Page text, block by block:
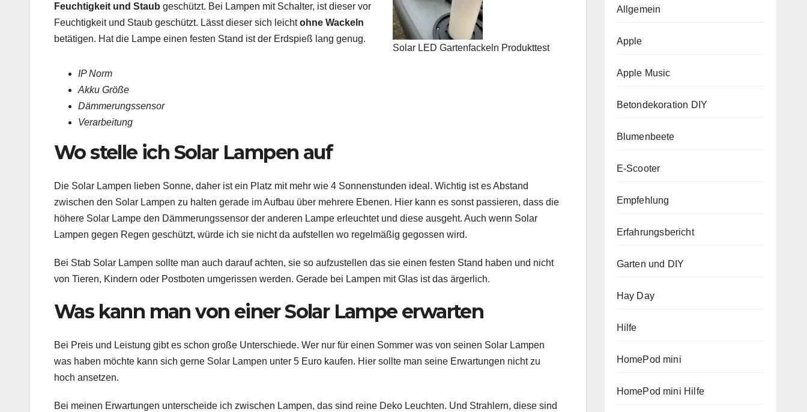
Feuchtigkeit und Staub geschützt. Bei Lampen mit Schalter, ist dieser vor
Feuchtigkeit und Staub geschützt. Lässt dieser sich leichtohne Wackeln
betätigen. Hat die Lampe einen festen Stand ist der Erdspieß lang genug.
Solar LED Gartenfackeln Produkttest
IP Norm
Akku Größe
Dämmerungssensor
Verarbeitung
Wo stelle ich Solar Lampen auf
Die Solar Lampen lieben Sonne, daher ist ein Platz mit mehr wie 4 Sonnenstunden ideal. Wichtig ist es Abstand
zwischen den Solar Lampen zu halten gerade im Aufbau über mehrere Ebenen. Hier kann es sonst passieren, dass die
höhere Solar Lampe den Dämmerungssensor der anderen Lampe erleuchtet und diese ausgeht. Auch wenn Solar
Lampen gegen Regen geschützt, würde ich sie nicht da aufstellen wo regelmäßig gegossen wird.
Bei Stab Solar Lampen sollte man auch darauf achten, sie so aufzustellen das sie einen festen Stand haben und nicht
von Tieren, Kindern oder Postboten umgerissen werden. Gerade bei Lampen mit Glas ist das ärgerlich.
Was kann man von einer Solar Lampe erwarten
Bei Preis und Leistung gibt es schon große Unterschiede. Wer nur für einen Sommer was von seinen Solar Lampen
was haben möchte kann sich gerne Solar Lampen unter 5 Euro kaufen. Hier sollte man seine Erwartungen nicht zu
hoch ansetzen.
Bei meinen Erwartungen unterscheide ich zwischen Lampen, das sind reine Deko Leuchten. Und Strahlern, diese sind
Allgemein
Apple
Apple Music
Betondekoration DIY
Blumenbeete
E-Scooter
Empfehlung
Erfahrungsbericht
Garten und DIY
Hay Day
Hilfe
HomePod mini
HomePod mini Hilfe